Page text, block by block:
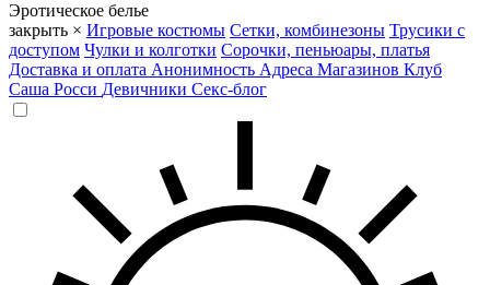
Эротическое белье
закрыть × Игровые костюмы Сетки, комбинезоны Трусики с
доступом Чулки и колготки Сорочки, пеньюары, платья
Доставка и оплата Анонимность Адреса Магазинов Клуб
Саша Росси Девичники Секс-блог